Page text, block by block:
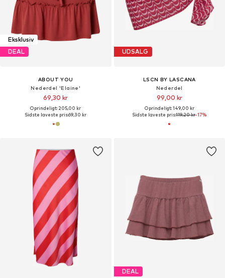
Eksklusiv
DEAL
ABOUT YOU
Nederdel 'Elaine'
69,30 kr
Oprindeligt: 205,00 kr
Sidste laveste pris:69,30 kr
UDSALG
LSCN BY LASCANA
Nederdel
99,00 kr
Oprindeligt: 149,00 kr
Sidste laveste pris:119,20 kr-17%
DEAL